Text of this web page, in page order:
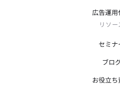
広告運用
リソー
セミナ
ブロ
お役立ち